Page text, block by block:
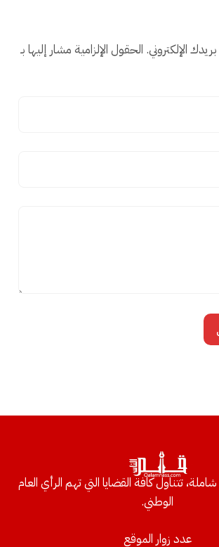
الإلكتروني. الحقول الإلزامية مشار إليها بـ
تتناول كافة القضايا التي تهم الرأي العام
الوطني.
عدد زوار الموقع